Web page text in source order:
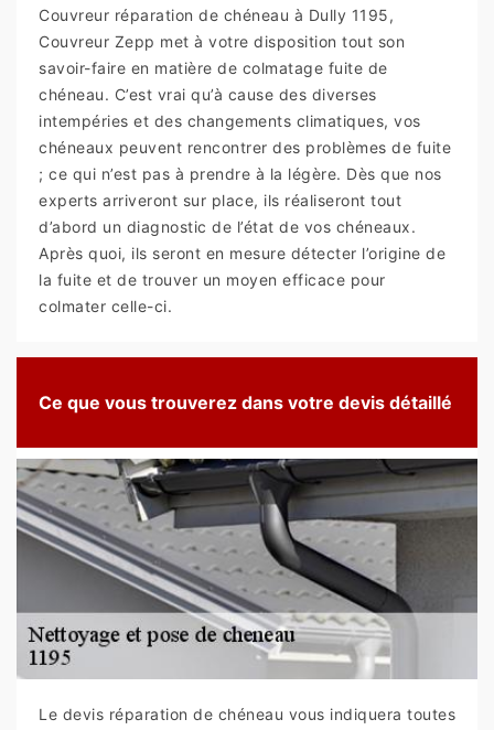
Couvreur réparation de chéneau à Dully 1195,
Couvreur Zepp met à votre disposition tout son
savoir-faire en matière de colmatage fuite de
chéneau. C’est vrai qu’à cause des diverses
intempéries et des changements climatiques, vos
chéneaux peuvent rencontrer des problèmes de fuite
; ce qui n’est pas à prendre à la légère. Dès que nos
experts arriveront sur place, ils réaliseront tout
d’abord un diagnostic de l’état de vos chéneaux.
Après quoi, ils seront en mesure détecter l’origine de
la fuite et de trouver un moyen efficace pour
colmater celle-ci.
Ce que vous trouverez dans votre devis détaillé
Le devis réparation de chéneau vous indiquera toutes